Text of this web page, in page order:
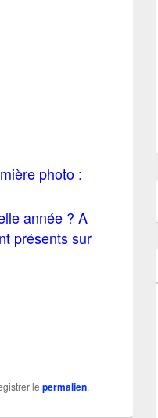
photo :
année ? A
présents sur
le permalien.